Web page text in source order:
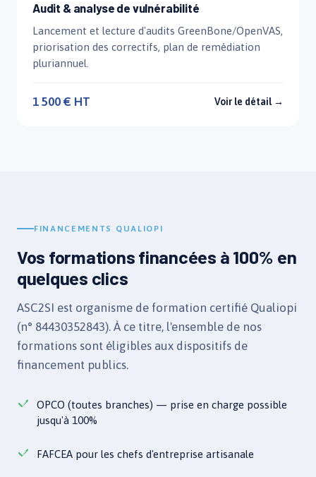
Audit & analyse de vulnérabilité
Lancement et lecture d'audits GreenBone/OpenVAS,
priorisation des correctifs, plan de remédiation
pluriannuel.
1 500 € HT Voir le détail →
FINANCEMENTS QUALIOPI
Vos formations financées à 100% en
quelques clics
ASC2SI est organisme de formation certifié Qualiopi
(n° 84430352843). À ce titre, l'ensemble de nos
formations sont éligibles aux dispositifs de
financement publics.
OPCO (toutes branches) — prise en charge possible
jusqu'à 100%
FAFCEA pour les chefs d'entreprise artisanale